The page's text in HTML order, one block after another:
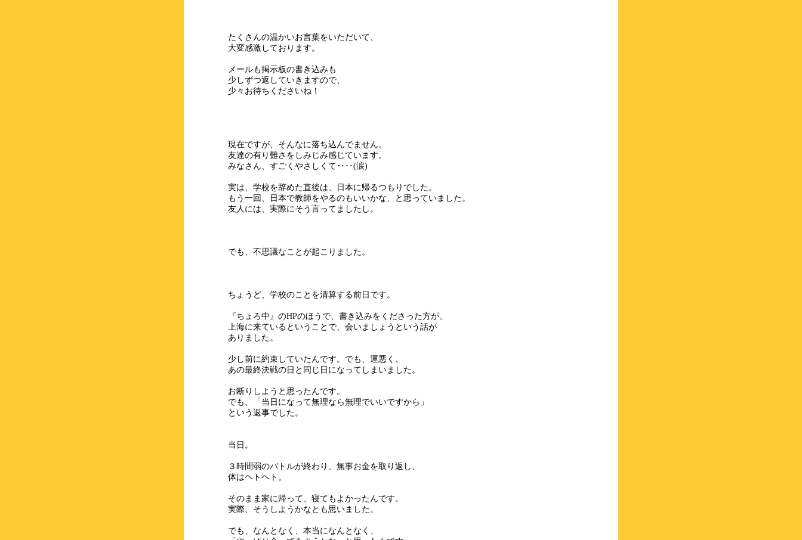
たくさんの温かいお言葉をいただいて、
大変感激しております。
メールも掲示板の書き込みも
少しずつ返していきますので、
少々お待ちくださいね！
現在ですが、そんなに落ち込んでません。
友達の有り難さをしみじみ感じています。
みなさん、すごくやさしくて‥‥(涙)
実は、学校を辞めた直後は、日本に帰るつもりでした。
もう一回、日本で教師をやるのもいいかな、と思っていました。
友人には、実際にそう言ってましたし。
でも、不思議なことが起こりました。
ちょうど、学校のことを清算する前日です。
『ちょろ中』のHPのほうで、書き込みをくださった方が、
上海に来ているということで、会いましょうという話が
ありました。
少し前に約束していたんです。でも、運悪く、
あの最終決戦の日と同じ日になってしまいました。
お断りしようと思ったんです。
でも、「当日になって無理なら無理でいいですから」
という返事でした。
当日。
３時間弱のバトルが終わり、無事お金を取り返し、
体はヘトヘト。
そのまま家に帰って、寝てもよかったんです。
実際、そうしようかなとも思いました。
でも、なんとなく、本当になんとなく、